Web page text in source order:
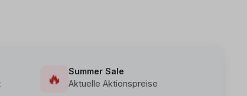
🔥
Summer Sale
Aktuelle Aktionspreise